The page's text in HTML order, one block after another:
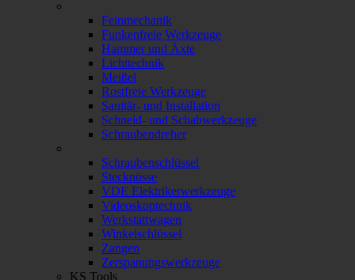
Feinmechanik
Funkenfreie Werkzeuge
Hammer und Äxte
Lichttechnik
Meißel
Rostfreie Werkzeuge
Sanitär- und Installation
Schneid- und Schabwerkzeuge
Schraubendreher
Schraubenschlüssel
Stecknüsse
VDE Elektrikerwerkzeuge
Videoskoptechnik
Werkstattwagen
Winkelschlüssel
Zangen
Zerspanungswerkzeuge
KS Tools